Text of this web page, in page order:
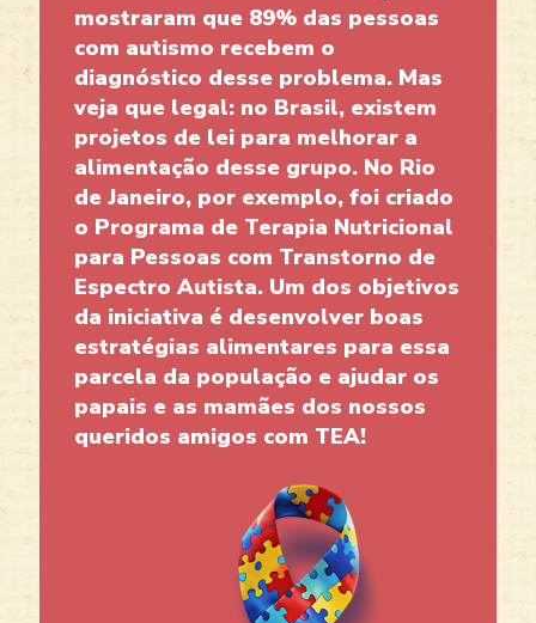
mostraram que 89% das pessoas
com autismo recebem o
diagnóstico desse problema. Mas
veja que legal: no Brasil, existem
projetos de lei para melhorar a
alimentação desse grupo. No Rio
de Janeiro, por exemplo, foi criado
o Programa de Terapia Nutricional
para Pessoas com Transtorno de
Espectro Autista. Um dos objetivos
da iniciativa é desenvolver boas
estratégias alimentares para essa
parcela da população e ajudar os
papais e as mamães dos nossos
queridos amigos com TEA!